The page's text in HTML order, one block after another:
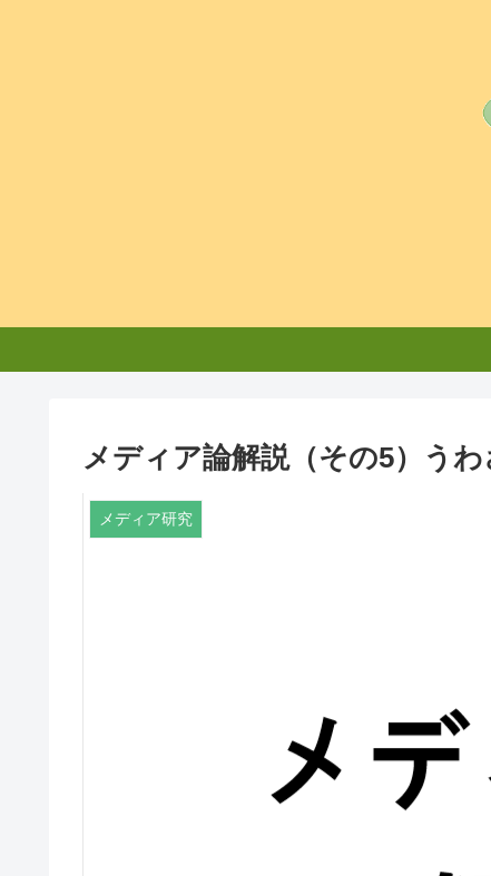
メディア論解説（その5）うわ
メディア研究